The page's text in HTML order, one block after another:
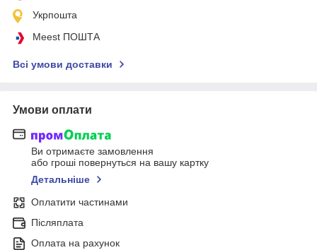
Укрпошта
Meest ПОШТА
Всі умови доставки
Умови оплати
Ви отримаєте замовлення
або гроші повернуться на вашу картку
Детальніше
Оплатити частинами
Післяплата
Оплата на рахунок